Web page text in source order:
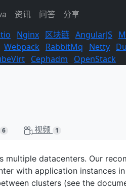
资讯 问答 分享
Nginx 区块链 AngularJS
Webpack RabbitMq Netty
Cephadm OpenStack
6 视频 1
multiple datacenters. Our
with application instances
clusters (see the